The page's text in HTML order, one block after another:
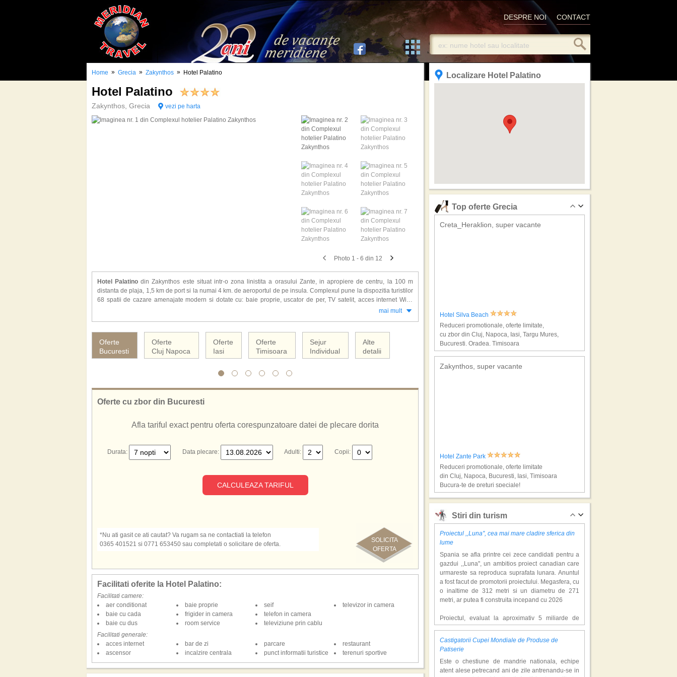
CONTACT
DESPRE NOI
Home » Grecia » Zakynthos » Hotel Palatino
Hotel Palatino
Zakynthos, Grecia vezi pe harta
Photo 1 - 6 din 12
Hotel Palatino din Zakynthos este situat intr-o zona linistita a orasului Zante, in apropiere de centru, la 100 m
distanta de plaja, 1,5 km de port si la numai 4 km. de aeroportul de pe insula. Complexul pune la dispozitia turistilor
68 spatii de cazare amenajate modern si dotate cu: baie proprie, uscator de per, TV satelit, acces internet WiFi,
loc de joaca pentru copii, parcare.
Hotelul Palatino ofera servicii cu mic dejun inclus.
mai mult
Oferte
Bucuresti
Oferte
Cluj Napoca
Oferte
Iasi
Oferte
Timisoara
Sejur
Individual
Alte
detalii
Oferte cu zbor din Bucuresti
Afla tariful exact pentru oferta corespunzatoare datei de plecare dorita
Durata: Data plecare: Adulti: Copii:
CALCULEAZA TARIFUL
SOLICITA
OFERTA
*Nu ati gasit ce ati cautat? Va rugam sa ne contactiati la telefon
0365 401521 si 0771 653450 sau completati o solicitare de oferta.
Facilitati oferite la Hotel Palatino:
Facilitati camere:
aer conditionat
baie cu cada
baie cu dus
baie proprie
frigider in camera
room service
seif
telefon in camera
televiziune prin cablu
televizor in camera
Facilitati generale:
acces internet
ascensor
bar de zi
incalzire centrala
parcare
punct informatii turistice
restaurant
terenuri sportive
Localizare Hotel Palatino
Top oferte Grecia
Creta_Heraklion, super vacante
Hotel Silva Beach
Reduceri promotionale, oferte limitate,
cu zbor din Cluj, Napoca, Iasi, Targu Mures,
Bucuresti, Oradea, Timisoara
Zakynthos, super vacante
Hotel Zante Park
Reduceri promotionale, oferte limitate
din Cluj, Napoca, Bucuresti, Iasi, Timisoara
Bucura-te de preturi speciale!
Rodos, super vacante
Hotel Apollo Beach
cu zboruri din Cluj, Napoca, Bucuresti
Bucura-te de preturi speciale!
Kos, super vacante
Stiri din turism
Proiectul ,,Luna'', cea mai mare cladire sferica din
lume
Spania se afla printre cei zece candidati pentru a
gazdui ,,Luna'', un ambitios proiect canadian care
urmareste sa reproduca suprafata lunara. Anuntul
a fost facut de promotorii proiectului. Megasfera, cu
o inaltime de 312 metri si un diametru de 271
metri, ar putea fi construita incepand cu 2026
Proiectul, evaluat la aproximativ 5 miliarde de
dolari, include un complex de 200 de hectare, cu
hoteluri, facilitati de recreere si zone rezidentiale.
Conceptul depaseste ideea unui simplu hotel
milioane de turisti anual. �Luna� ar putea deveni
o atractie de top, 2,5 milioane de vizitatori fiind
Castigatorii Cupei Mondiale de Produse de
Patiserie
Este o chestiune de mandrie nationala, echipe
atent alese petrecand ani de zile antrenandu-se in